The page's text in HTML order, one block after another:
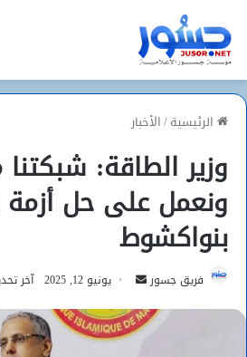
الرئيسية/الأخبار
وزير الطاقة:
ونعمل على حل أزمة
بنواكشوط
فريق جسور
أرسل
إلكترونيا
يونيو 12, 2025 آخر